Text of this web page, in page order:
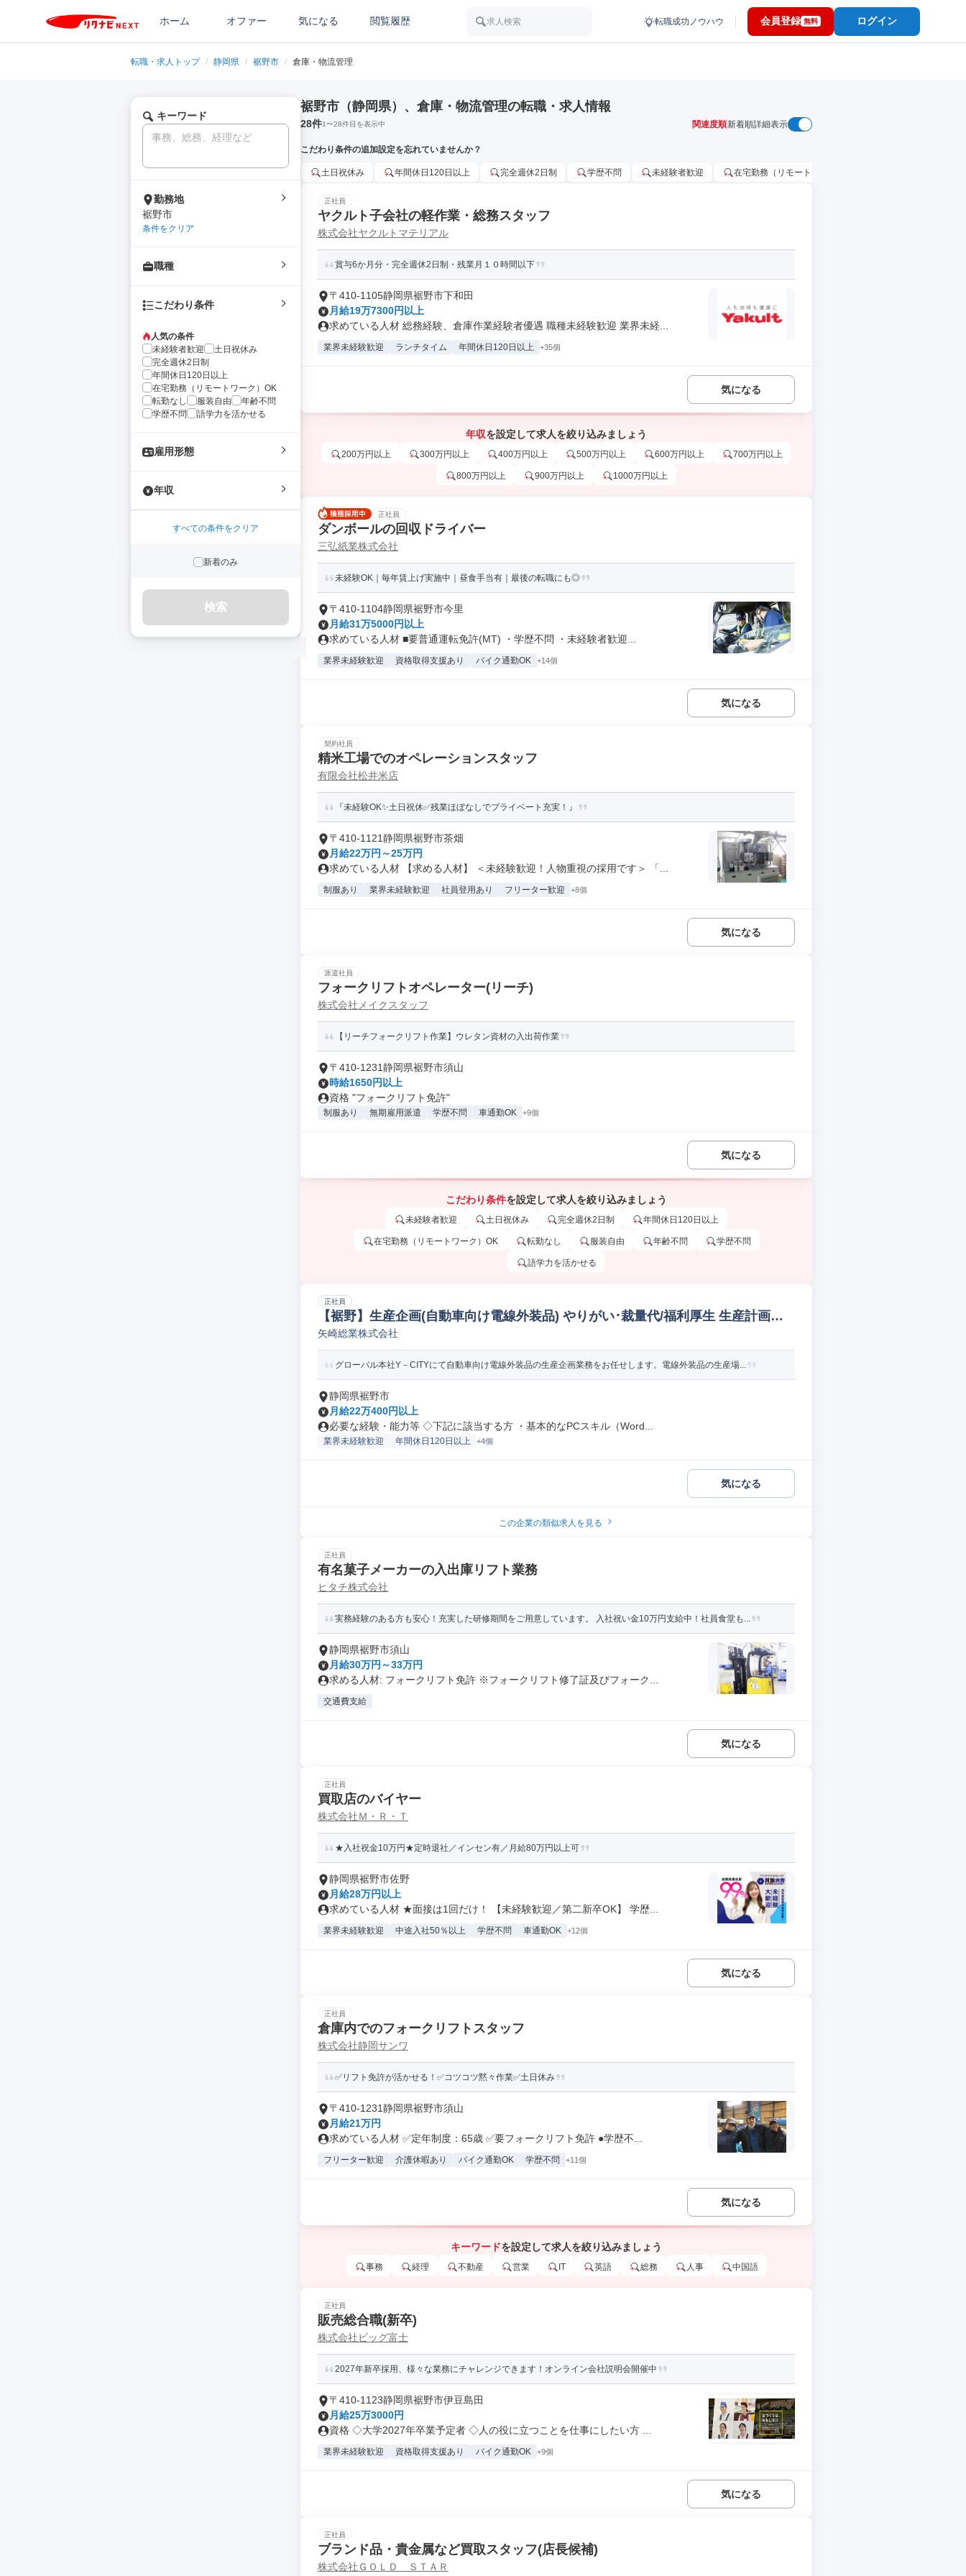
ホーム オファー 気になる 閲覧履歴 求人検索 転職成功ノウハウ 会員登録 無料 ログイン
転職・求人トップ / 静岡県 / 裾野市 / 倉庫・物流管理
キーワード
勤務地
裾野市
条件をクリア
職種
こだわり条件
人気の条件
未経験者歓迎
土日祝休み
完全週休2日制
年間休日120日以上
在宅勤務（リモートワーク）OK
転勤なし
服装自由
年齢不問
学歴不問
語学力を活かせる
雇用形態
年収
すべての条件をクリア
新着のみ
検索
裾野市（静岡県）、倉庫・物流管理の転職・求人情報
28件1〜28件目を表示中 関連度順新着順詳細表示
こだわり条件の追加設定を忘れていませんか？
土日祝休み 年間休日120日以上 完全週休2日制 学歴不問 未経験者歓迎 在宅勤務（リモートワーク）OK
正社員
ヤクルト子会社の軽作業・総務スタッフ
株式会社ヤクルトマテリアル
賞与6か月分・完全週休2日制・残業月１０時間以下
〒410-1105静岡県裾野市下和田
月給19万7300円以上
求めている人材 総務経験、倉庫作業経験者優遇 職種未経験歓迎 業界未経...
業界未経験歓迎 ランチタイム 年間休日120日以上 +35個
気になる
年収を設定して求人を絞り込みましょう
200万円以上 300万円以上 400万円以上 500万円以上 600万円以上 700万円以上
800万円以上 900万円以上 1000万円以上
正社員
ダンボールの回収ドライバー
三弘紙業株式会社
未経験OK｜毎年賃上げ実施中｜昼食手当有｜最後の転職にも◎
〒410-1104静岡県裾野市今里
月給31万5000円以上
求めている人材 ■要普通運転免許(MT) ・学歴不問 ・未経験者歓迎...
業界未経験歓迎 資格取得支援あり バイク通勤OK +14個
気になる
契約社員
精米工場でのオペレーションスタッフ
有限会社松井米店
『未経験OK✨土日祝休✅残業ほぼなしでプライベート充実！』
〒410-1121静岡県裾野市茶畑
月給22万円～25万円
求めている人材 【求める人材】 ＜未経験歓迎！人物重視の採用です＞ 「...
制服あり 業界未経験歓迎 社員登用あり フリーター歓迎 +8個
気になる
派遣社員
フォークリフトオペレーター(リーチ)
株式会社メイクスタッフ
【リーチフォークリフト作業】ウレタン資材の入出荷作業
〒410-1231静岡県裾野市須山
時給1650円以上
資格 "フォークリフト免許"
制服あり 無期雇用派遣 学歴不問 車通勤OK +9個
気になる
こだわり条件を設定して求人を絞り込みましょう
未経験者歓迎 土日祝休み 完全週休2日制 年間休日120日以上
在宅勤務（リモートワーク）OK 転勤なし 服装自由 年齢不問 学歴不問
語学力を活かせる
正社員
【裾野】生産企画(自動車向け電線外装品) やりがい･裁量代/福利厚生 生産計画策
定
矢崎総業株式会社
グローバル本社Y－CITYにて自動車向け電線外装品の生産企画業務をお任せします。電線外装品の生産場...
静岡県裾野市
月給22万400円以上
必要な経験・能力等 ◇下記に該当する方 ・基本的なPCスキル（Word...
業界未経験歓迎 年間休日120日以上 +4個
気になる
この企業の類似求人を見る
正社員
有名菓子メーカーの入出庫リフト業務
ヒタチ株式会社
実務経験のある方も安心！充実した研修期間をご用意しています。 入社祝い金10万円支給中！社員食堂も...
静岡県裾野市須山
月給30万円～33万円
求める人材: フォークリフト免許 ※フォークリフト修了証及びフォーク...
交通費支給
気になる
正社員
買取店のバイヤー
株式会社Ｍ・Ｒ・Ｔ
★入社祝金10万円★定時退社／インセン有／月給80万円以上可
静岡県裾野市佐野
月給28万円以上
求めている人材 ★面接は1回だけ！ 【未経験歓迎／第二新卒OK】 学歴...
業界未経験歓迎 中途入社50％以上 学歴不問 車通勤OK +12個
気になる
正社員
倉庫内でのフォークリフトスタッフ
株式会社静岡サンワ
✅リフト免許が活かせる！✅コツコツ黙々作業✅土日休み
〒410-1231静岡県裾野市須山
月給21万円
求めている人材 ✅定年制度：65歳 ✅要フォークリフト免許 ●学歴不...
フリーター歓迎 介護休暇あり バイク通勤OK 学歴不問 +11個
気になる
キーワードを設定して求人を絞り込みましょう
事務 経理 不動産 営業 IT 英語 総務 人事 中国語
正社員
販売総合職(新卒)
株式会社ビッグ富士
2027年新卒採用、様々な業務にチャレンジできます！オンライン会社説明会開催中
〒410-1123静岡県裾野市伊豆島田
月給25万3000円
資格 ◇大学2027年卒業予定者 ◇人の役に立つことを仕事にしたい方 ...
業界未経験歓迎 資格取得支援あり バイク通勤OK +9個
気になる
正社員
ブランド品・貴金属など買取スタッフ(店長候補)
株式会社ＧＯＬＤ ＳＴＡＲ